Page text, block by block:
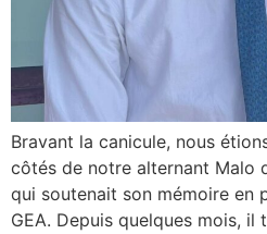
Bravant la canicule, nous
côtés de notre alternant Malo
qui soutenait son mémoire en
GEA. Depuis quelques mois,